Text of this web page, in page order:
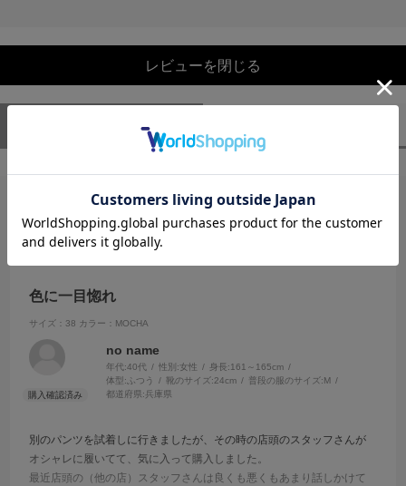
レビューを閉じる
ユーザーレビュー（1）
絞り込み 表示：新しい順
色に一目惚れ
サイズ：38 カラー：MOCHA
no name
年代:40代 性別:女性 身長:161～165cm
体型: ふつう 靴のサイズ:24cm 普段の服のサイズ:M
都道府県: 兵庫県
別のパンツを試着しに行きましたが、その時の店頭のスタッフさんが
オシャレに履いてて、気に入って購入しました。
最近店頭の（他の店）スタッフさんは良くも悪くもあまり話しかけて